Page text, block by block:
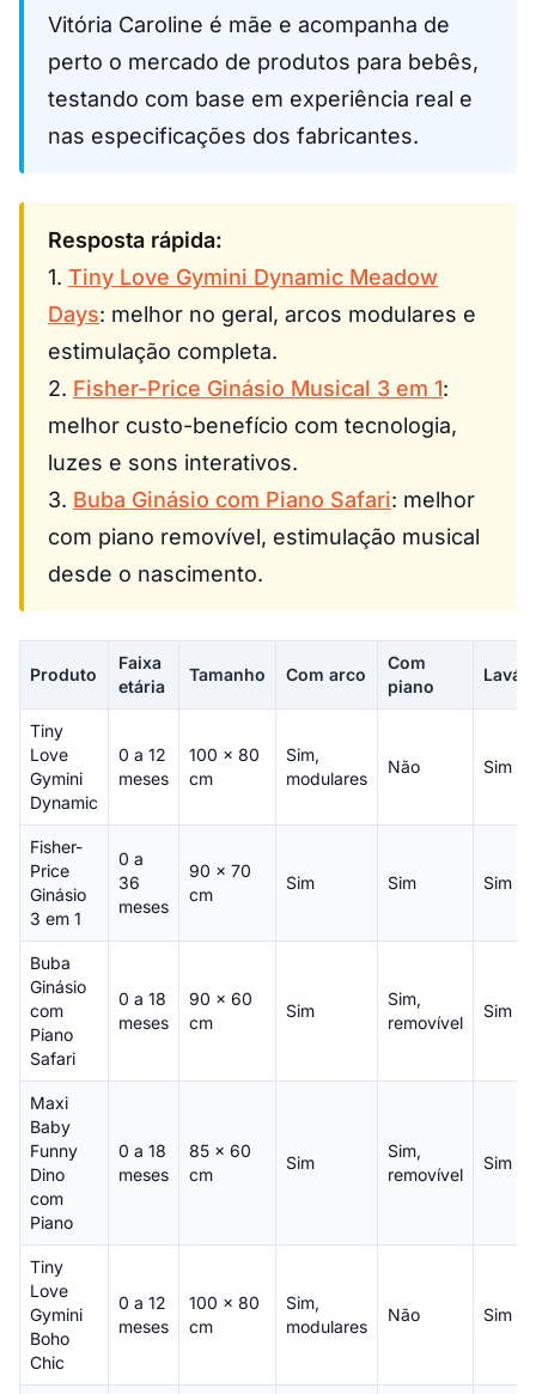
Vitória Caroline é mãe e acompanha de
perto o mercado de produtos para bebês,
testando com base em experiência real e
nas especificações dos fabricantes.
Resposta rápida:
1. Tiny Love Gymini Dynamic Meadow
Days: melhor no geral, arcos modulares e
estimulação completa.
2. Fisher-Price Ginásio Musical 3 em 1:
melhor custo-benefício com tecnologia,
luzes e sons interativos.
3. Buba Ginásio com Piano Safari: melhor
com piano removível, estimulação musical
desde o nascimento.
Produto
Faixa
etária
Tamanho Com arco
Com
piano
Tiny
Love
Gymini
Dynamic
0 a 12
meses
100 x 80
cm
Sim,
modulares
Não Sim
Fisher-
Price
Ginásio
3 em 1
0 a
36
meses
90 x 70
cm
Sim Sim Sim
Buba
Ginásio
com
Piano
Safari
0 a 18
meses
90 x 60
cm
Sim
Sim,
removível
Sim
Maxi
Baby
Funny
Dino
com
Piano
0 a 18
meses
85 x 60
cm
Sim
Sim,
removível
Sim
Tiny
Love
Gymini
Boho
Chic
0 a 12
meses
100 x 80
cm
Sim,
modulares
Não Sim